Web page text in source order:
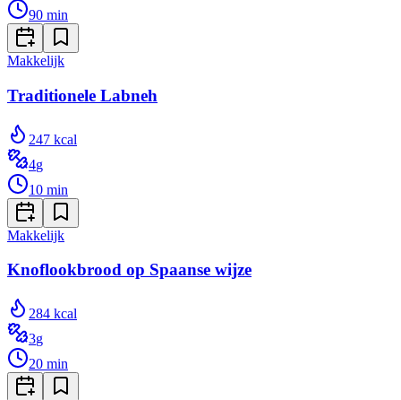
90 min
Makkelijk
Traditionele Labneh
247 kcal
4g
10 min
Makkelijk
Knoflookbrood op Spaanse wijze
284 kcal
3g
20 min